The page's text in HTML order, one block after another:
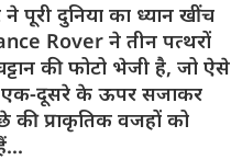
दुनिया का ध्यान खींच
Rover ने तीन पत्थरों
की फोटो भेजी है, जो ऐसे
दूसरे के ऊपर सजाकर
की प्राकृतिक वजहों को